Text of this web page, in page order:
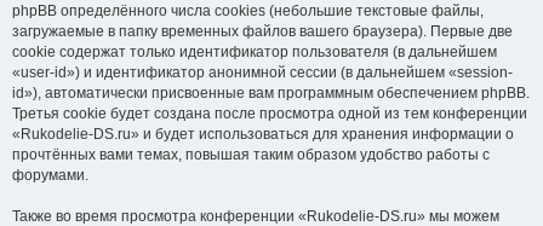
phpBB определённого числа cookies (небольшие текстовые файлы,
загружаемые в папку временных файлов вашего браузера). Первые две
cookie содержат только идентификатор пользователя (в дальнейшем
«user-id») и идентификатор анонимной сессии (в дальнейшем «session-
id»), автоматически присвоенные вам программным обеспечением phpBB.
Третья cookie будет создана после просмотра одной из тем конференции
«Rukodelie-DS.ru» и будет использоваться для хранения информации о
прочтённых вами темах, повышая таким образом удобство работы с
форумами.
Также во время просмотра конференции «Rukodelie-DS.ru» мы можем